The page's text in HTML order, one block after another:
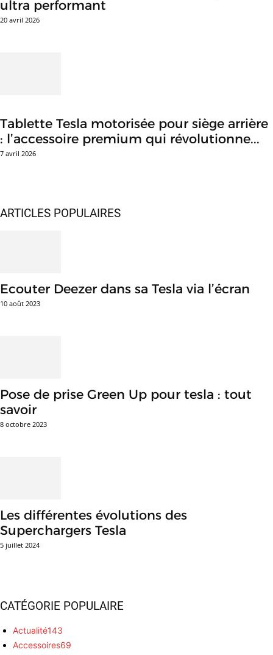
ultra performant
20 avril 2026
Tablette Tesla motorisée pour siège arrière
: l’accessoire premium qui révolutionne...
7 avril 2026
ARTICLES POPULAIRES
Ecouter Deezer dans sa Tesla via l’écran
10 août 2023
Pose de prise Green Up pour tesla : tout
savoir
8 octobre 2023
Les différentes évolutions des
Superchargers Tesla
5 juillet 2024
CATÉGORIE POPULAIRE
Actualité143
Accessoires69